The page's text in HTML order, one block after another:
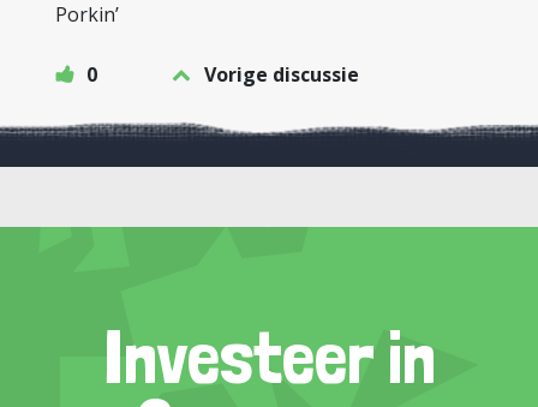
Porkin’
0 Vorige discussie
Investeer in